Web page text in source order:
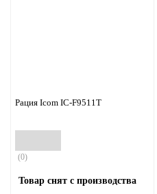
Рация Icom IC-F9511T
(0)
Товар снят с производства